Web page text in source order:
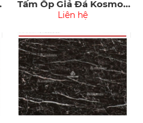
Tấm Ốp Giả Đá Kosmos
PVC3013
Liên hệ